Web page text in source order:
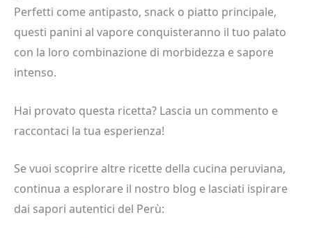
Perfetti come antipasto, snack o piatto principale,
questi panini al vapore conquisteranno il tuo palato
con la loro combinazione di morbidezza e sapore
intenso.
Hai provato questa ricetta? Lascia un commento e
raccontaci la tua esperienza!
Se vuoi scoprire altre ricette della cucina peruviana,
continua a esplorare il nostro blog e lasciati ispirare
dai sapori autentici del Perù: